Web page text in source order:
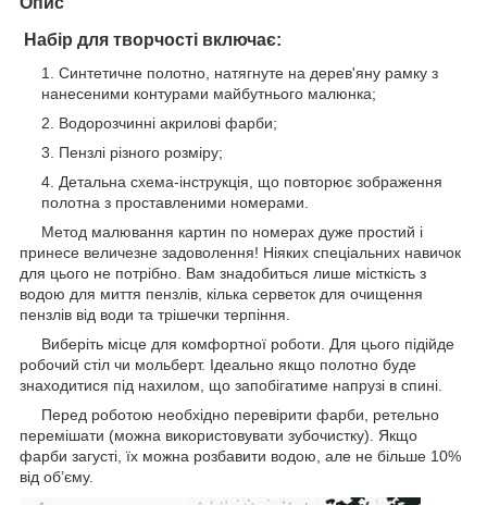
Набір для творчості включає:
Синтетичне полотно, натягнуте на дерев'яну рамку з
нанесеними контурами майбутнього малюнка;
Водорозчинні акрилові фарби;
Пензлі різного розміру;
Детальна схема-інструкція, що повторює зображення
полотна з проставленими номерами.
Метод малювання картин по номерах дуже простий і
принесе величезне задоволення! Ніяких спеціальних навичок
для цього не потрібно. Вам знадобиться лише місткість з
водою для миття пензлів, кілька серветок для очищення
пензлів від води та трішечки терпіння.
Виберіть місце для комфортної роботи. Для цього підійде
робочий стіл чи мольберт. Ідеально якщо полотно буде
знаходитися під нахилом, що запобігатиме напрузі в спині.
Перед роботою необхідно перевірити фарби, ретельно
перемішати (можна використовувати зубочистку). Якщо
фарби загусті, їх можна розбавити водою, але не більше 10%
від об’єму.